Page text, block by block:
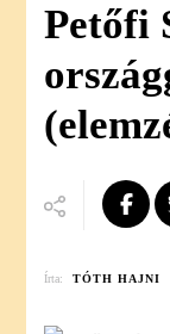
Petőfi
Írta: TÓTH HAJNI